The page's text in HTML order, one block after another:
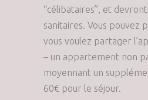
“célibataires”, et
sanitaires. Vous pouvez
vous voulez partager
– un appartement non
moyennant un
60€ pour le séjour.